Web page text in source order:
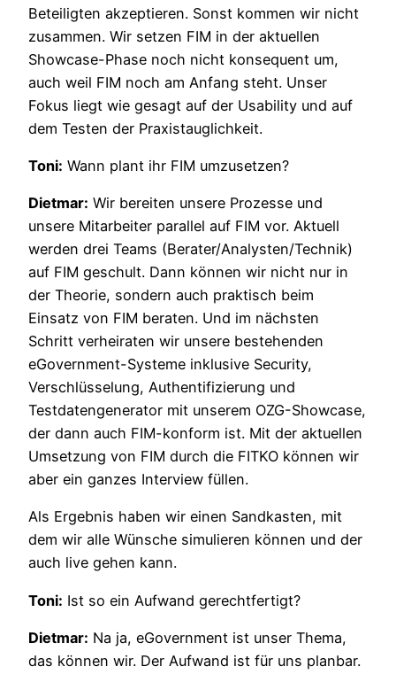
Beteiligten akzeptieren. Sonst kommen wir nicht
zusammen. Wir setzen FIM in der aktuellen
Showcase-Phase noch nicht konsequent um,
auch weil FIM noch am Anfang steht. Unser
Fokus liegt wie gesagt auf der Usability und auf
dem Testen der Praxistauglichkeit.
Toni: Wann plant ihr FIM umzusetzen?
Dietmar: Wir bereiten unsere Prozesse und
unsere Mitarbeiter parallel auf FIM vor. Aktuell
werden drei Teams (Berater/Analysten/Technik)
auf FIM geschult. Dann können wir nicht nur in
der Theorie, sondern auch praktisch beim
Einsatz von FIM beraten. Und im nächsten
Schritt verheiraten wir unsere bestehenden
eGovernment-Systeme inklusive Security,
Verschlüsselung, Authentifizierung und
Testdatengenerator mit unserem OZG-Showcase,
der dann auch FIM-konform ist. Mit der aktuellen
Umsetzung von FIM durch die FITKO können wir
aber ein ganzes Interview füllen.
Als Ergebnis haben wir einen Sandkasten, mit
dem wir alle Wünsche simulieren können und der
auch live gehen kann.
Toni: Ist so ein Aufwand gerechtfertigt?
Dietmar: Na ja, eGovernment ist unser Thema,
das können wir. Der Aufwand ist für uns planbar.